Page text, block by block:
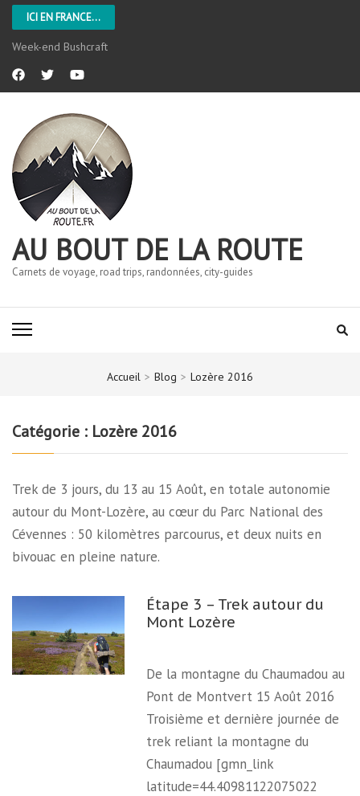
ICI EN FRANCE...
Week-end Bushcraft
AU BOUT DE LA ROUTE
Carnets de voyage, road trips, randonnées, city-guides
Accueil > Blog > Lozère 2016
Catégorie : Lozère 2016
Trek de 3 jours, du 13 au 15 Août, en totale autonomie
autour du Mont-Lozère, au cœur du Parc National des
Cévennes : 50 kilomètres parcourus, et deux nuits en
bivouac en pleine nature.
Étape 3 – Trek autour du
Mont Lozère
De la montagne du Chaumadou au
Pont de Montvert 15 Août 2016
Troisième et dernière journée de
trek reliant la montagne du
Chaumadou [gmn_link
latitude=44.40981122075022